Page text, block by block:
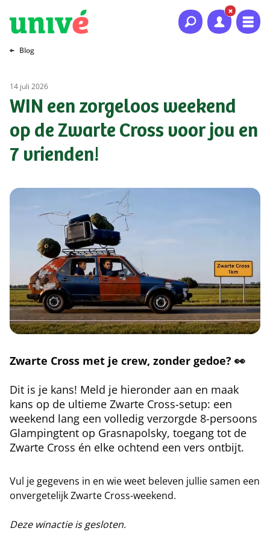
Naar hoofdinhoud
Naar hoofdnavigatie
Naar footer
Blog
14 juli 2026
WIN een zorgeloos weekend
op de Zwarte Cross voor jou en
7 vrienden!
Zwarte Cross met je crew, zonder gedoe? 👀
Dit is je kans! Meld je hieronder aan en maak
kans op de ultieme Zwarte Cross-setup: een
weekend lang een volledig verzorgde 8-persoons
Glampingtent op Grasnapolsky, toegang tot de
Zwarte Cross én elke ochtend een vers ontbijt.
Vul je gegevens in en wie weet beleven jullie samen een
onvergetelijk Zwarte Cross-weekend.
Deze winactie is gesloten.